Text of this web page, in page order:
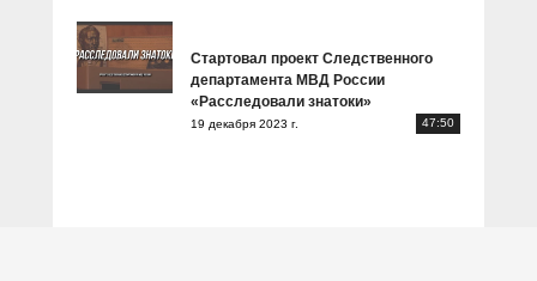
Стартовал проект Следственного
департамента МВД России
«Расследовали знатоки»
19 декабря 2023 г. 47:50